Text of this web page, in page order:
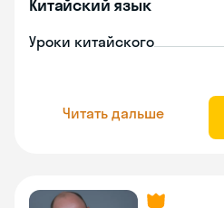
Китайский язык
Уроки китайского
Читать дальше